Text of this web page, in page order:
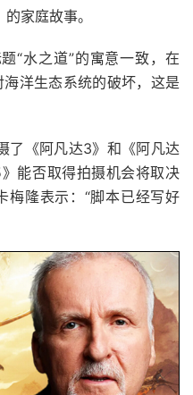
家庭故事。
“水之道”的寓意一致，在
海洋生态系统的破坏，这是
了《阿凡达3》和《阿凡达
能否取得拍摄机会将取决
梅隆表示：“脚本已经写好